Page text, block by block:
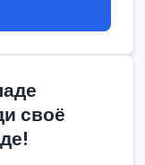
своё